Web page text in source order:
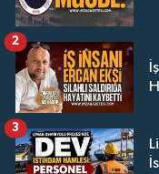
2
3